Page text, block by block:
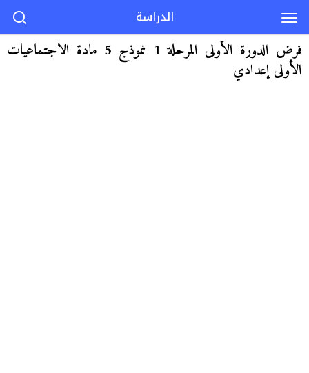
فرض الدورة الأولى المرحلة 1 نموذج 5 مادة الاجتماعيات
الأولى إعدادي
الدراسة